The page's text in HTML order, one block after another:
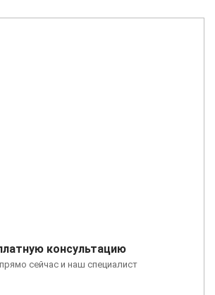
консультацию
сейчас и наш специалист